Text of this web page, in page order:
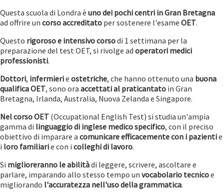
Questa scuola di Londra è uno dei pochi centri in Gran Bretagna
ad offrire un corso accreditato per sostenere l'esame OET.
Questo rigoroso e intensivo corsodi 1 settimana per la
preparazione del test OET, si rivolge ad operatori medici
professionisti.
Dottori, infermierie ostetriche, che hanno ottenuto una buona
qualifica OET, sono ora accettati al praticantato in Gran
Bretagna, Irlanda, Australia, Nuova Zelanda e Singapore.
Nel corso OET (Occupational English Test) si studia un'ampia
gamma di linguaggio di inglese medico specifico, con il preciso
obiettivo di imparare a comunicare efficacemente con i pazientie
i loro familiarie con i colleghi di lavoro.
Si miglioreranno leabilitàdi leggere, scrivere, ascoltare e
parlare, imparando allo stesso tempo un vocabolario tecnicoe
migliorando l'accuratezza nell'uso della grammatica.